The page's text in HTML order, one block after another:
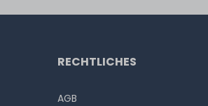
RECHTLICHES
AGB